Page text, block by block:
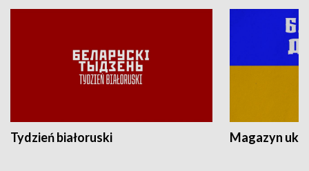
Tydzień białoruski Magazyn